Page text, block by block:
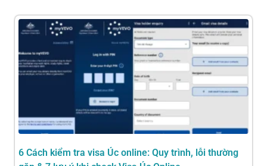
6 Cách kiểm tra visa Úc online: Quy trình, lỗi thường